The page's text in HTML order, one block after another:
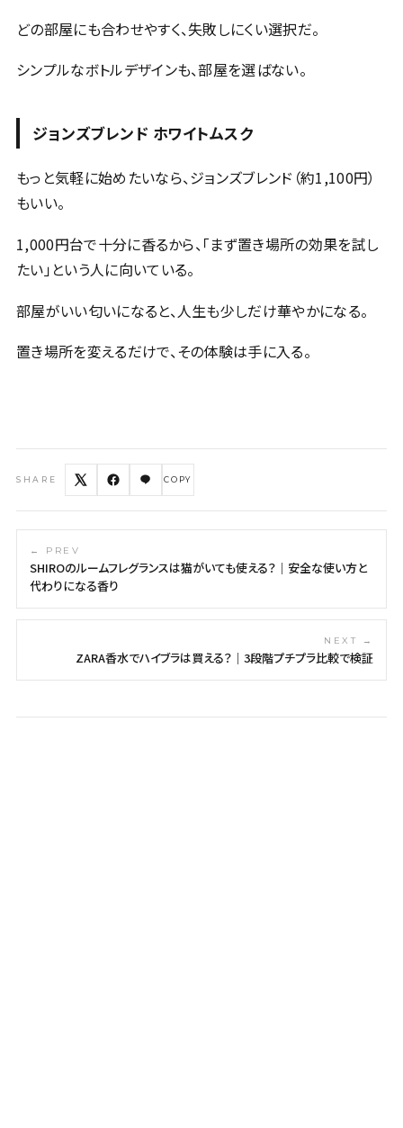
どの部屋にも合わせやすく、失敗しにくい選択だ。
シンプルなボトルデザインも、部屋を選ばない。
ジョンズブレンド ホワイトムスク
もっと気軽に始めたいなら、ジョンズブレンド（約1,100円）
もいい。
1,000円台で十分に香るから、「まず置き場所の効果を試し
たい」という人に向いている。
部屋がいい匂いになると、人生も少しだけ華やかになる。
置き場所を変えるだけで、その体験は手に入る。
SHARE COPY
← PREV
SHIROのルームフレグランスは猫がいても使える？｜安全な使い方と
代わりになる香り
NEXT →
ZARA香水でハイブラは買える？｜3段階プチプラ比較で検証